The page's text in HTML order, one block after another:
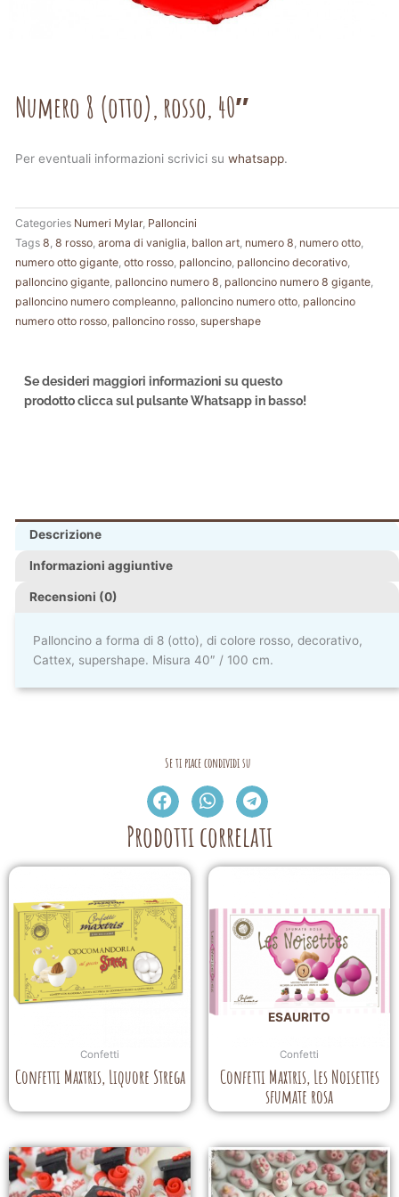
Numero 8 (otto), rosso, 40″
Per eventuali informazioni scrivici su whatsapp.
Categories Numeri Mylar, Palloncini
Tags 8 8 rosso aroma di vaniglia ballon art numero 8 numero otto
numero otto gigante otto rosso palloncino palloncino decorativo
palloncino gigante palloncino numero 8 palloncino numero 8 gigante
palloncino numero compleanno palloncino numero otto palloncino
numero otto rosso palloncino rosso supershape
Se desideri maggiori informazioni su questo
prodotto clicca sul pulsante Whatsapp in basso!
Descrizione
Informazioni aggiuntive
Recensioni (0)
Palloncino a forma di 8 (otto), di colore rosso, decorativo,
Cattex, supershape. Misura 40″ / 100 cm.
Se ti piace condividi su
Prodotti correlati
Confetti
Confetti Maxtris, Liquore Strega
ESAURITO
Confetti
Confetti Maxtris, Les Noisettes
sfumate rosa